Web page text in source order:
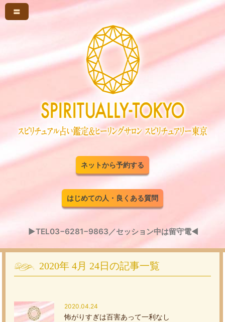
〓
ネットから予約する
はじめての人・良くある質問
▶TEL03−6281−9863／セッション中は留守電◀
2020年 4月 24日の記事一覧
2020.04.24
怖がりすぎは百害あって一利なし